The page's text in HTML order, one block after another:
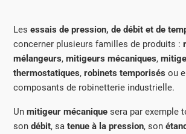
Lesessais de pression, de débit et de
concerner plusieurs familles de produits :
mélangeurs,mitigeurs mécaniques,
thermostatiques,robinets temporisés ou
composants de robinetterie industrielle.
Unmitigeur mécanique sera par exemple
sondébit, satenue à la pression, son